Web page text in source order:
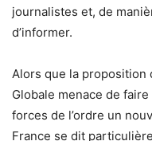
journalistes et, de
d’informer.
Alors que la proposition
Globale menace de
forces de l’ordre un
France se dit